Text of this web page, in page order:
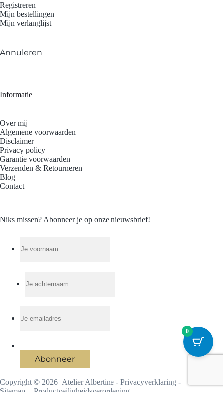
Registreren
Mijn bestellingen
Mijn verlanglijst
Annuleren
Informatie
Over mij
Algemene voorwaarden
Disclaimer
Privacy policy
Garantie voorwaarden
Verzenden & Retourneren
Blog
Contact
Niks missen? Abonneer je op onze nieuwsbrief!
Abonneer
Copyright © 2026 Atelier Albertine - Privacyverklaring -
Sitemap
Productveiligheidsverordening
0